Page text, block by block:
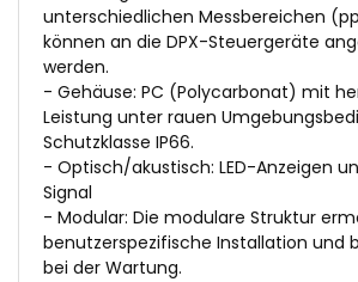
unterschiedlichen Messbereichen
können an die DPX-Steuergeräte
werden.
- Gehäuse: PC (Polycarbonat) mit
Leistung unter rauen
Schutzklasse IP66.
- Optisch/akustisch: LED-Anzeigen
Signal
- Modular: Die modulare Struktur
benutzerspezifische Installation und
bei der Wartung.